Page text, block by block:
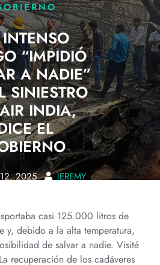
“IMPIDIÓ
A NADIE”
SINIESTRO
INDIA,
EL
2025
JEREMY
casi 125.000 litros de
y, debido a la alta temperatura,
de salvar a nadie. Visité
recuperación de los cadáveres